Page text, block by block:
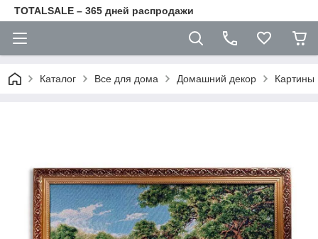
TOTALSALE – 365 дней распродажи
Каталог Все для дома Домашний декор Картины